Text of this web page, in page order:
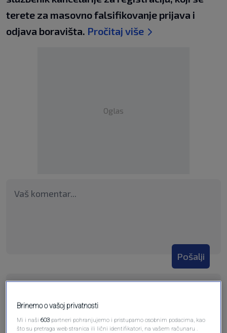
terete za masovno falsifikovanje prijava i
odjava boravišta. Pročitaj više
Oglas
Pošalji
Pošalji komentar
Brinemo o vašoj privatnosti
Mi i naši603 partneri pohranjujemo i pristupamo osobnim podacima, kao
što su pretraga web stranica ili lični identifikatori, na vašem računaru .